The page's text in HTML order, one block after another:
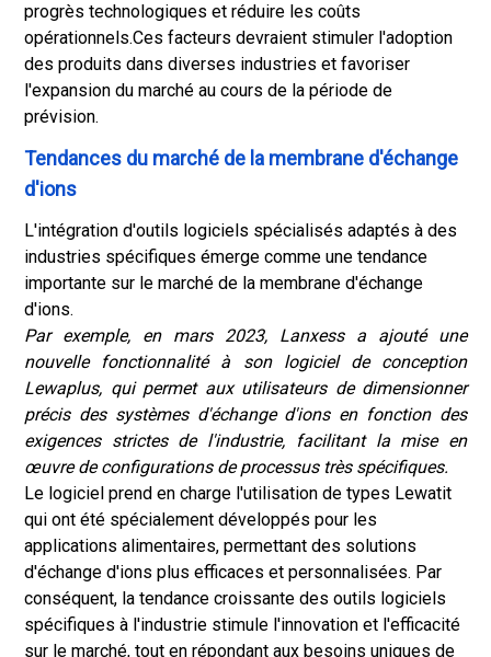
progrès technologiques et réduire les coûts
opérationnels.Ces facteurs devraient stimuler l'adoption
des produits dans diverses industries et favoriser
l'expansion du marché au cours de la période de
prévision.
Tendances du marché de la membrane d'échange
d'ions
L'intégration d'outils logiciels spécialisés adaptés à des
industries spécifiques émerge comme une tendance
importante sur le marché de la membrane d'échange
d'ions.
Par exemple, en mars 2023, Lanxess a ajouté une
nouvelle fonctionnalité à son logiciel de conception
Lewaplus, qui permet aux utilisateurs de dimensionner
précis des systèmes d'échange d'ions en fonction des
exigences strictes de l'industrie, facilitant la mise en
œuvre de configurations de processus très spécifiques.
Le logiciel prend en charge l'utilisation de types Lewatit
qui ont été spécialement développés pour les
applications alimentaires, permettant des solutions
d'échange d'ions plus efficaces et personnalisées. Par
conséquent, la tendance croissante des outils logiciels
spécifiques à l'industrie stimule l'innovation et l'efficacité
sur le marché, tout en répondant aux besoins uniques de